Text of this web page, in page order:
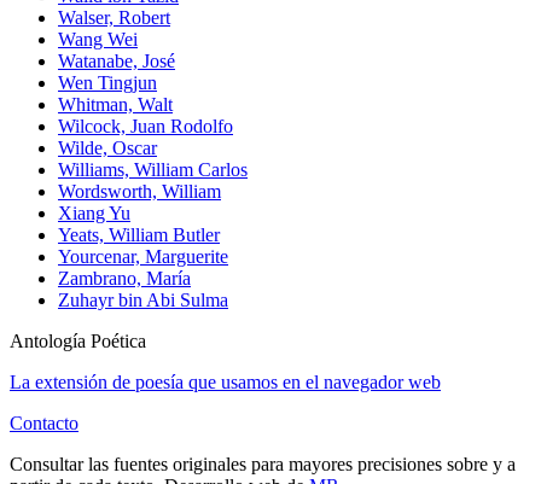
Walser, Robert
Wang Wei
Watanabe, José
Wen Tingjun
Whitman, Walt
Wilcock, Juan Rodolfo
Wilde, Oscar
Williams, William Carlos
Wordsworth, William
Xiang Yu
Yeats, William Butler
Yourcenar, Marguerite
Zambrano, María
Zuhayr bin Abi Sulma
Antología Poética
La extensión de poesía que usamos en el navegador web
Contacto
Consultar las fuentes originales para mayores precisiones sobre y a